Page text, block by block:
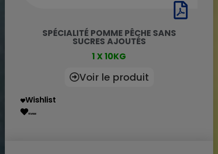
SPÉCIALITÉ POMME PÊCHE SANS
SUCRES AJOUTÉS
1 X 10KG
Voir le produit
Wishlist
Wishlist